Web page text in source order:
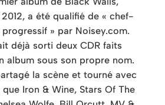
a été qualifié de « chef-
» par Noisey.com.
déjà sorti deux CDR faits
album sous son propre nom.
la scène et tourné avec
Iron & Wine, Stars Of The